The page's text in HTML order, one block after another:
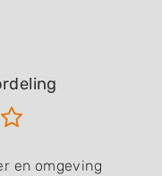
en omgeving